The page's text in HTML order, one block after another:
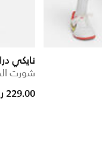
نايكي
شورت الجري 2 في 1 للرجال
229.00 ر.ق